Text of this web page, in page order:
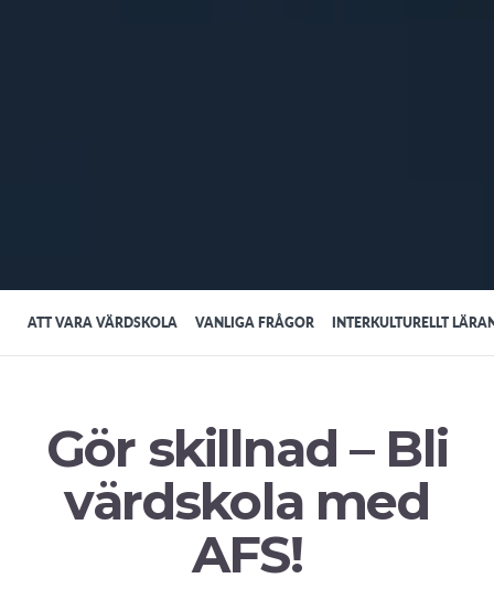
ATT VARA VÄRDSKOLA VANLIGA FRÅGOR INTERKULTURELLT
Gör skillnad – Bli
värdskola med
AFS!